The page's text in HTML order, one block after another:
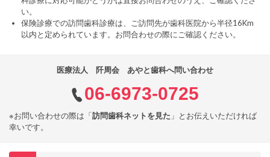
い。
保険診療での訪問歯科診療は、ご訪問先が歯科医院から半径16Km
以内と定められています。お問合わせの際にご確認ください。
医療法人 阡周会 あやと歯科へ問い合わせ
06-6973-0725
※お問い合わせの際は「訪問歯科ネットを見た 」とお伝えいただければ
幸いです。